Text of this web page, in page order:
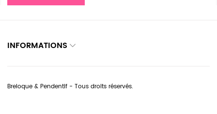
INFORMATIONS
Breloque & Pendentif - Tous droits réservés.